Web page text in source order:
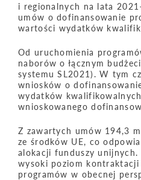
i regionalnych na lata
umów o dofinansowanie
wartości wydatków
Od uruchomienia
naborów o łącznym
systemu SL2021). W tym
wniosków o
wydatków
wnioskowanego
Z zawartych umów 194,3
ze środków UE, co
alokacji funduszy unijnych.
wysoki poziom
programów w obecnej